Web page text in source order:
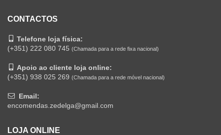
CONTACTOS
Telefone loja física:
(+351) 222 080 745 (Chamada para a rede fixa nacional)
Apoio ao cliente loja online:
(+351) 938 025 269 (Chamada para a rede móvel nacional)
Email:
encomendas.zedelga@gmail.com
LOJA ONLINE